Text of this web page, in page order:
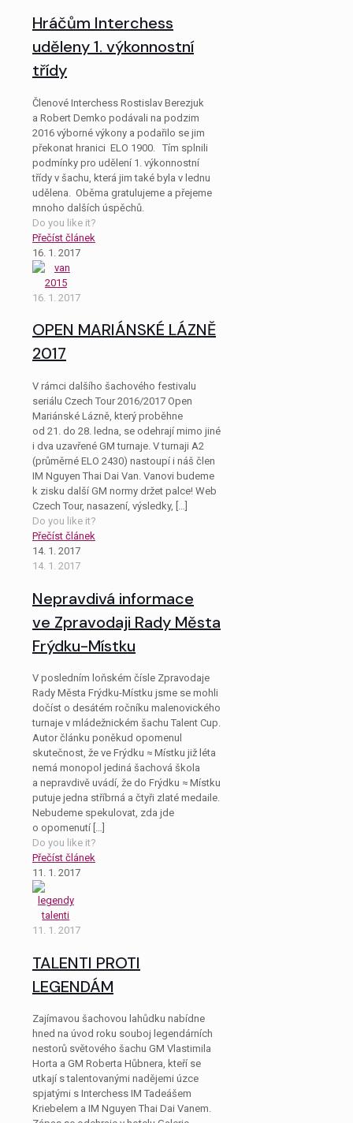
Hráčům Interchess
uděleny 1. výkonnostní
třídy
Členové Interchess Rostislav Berezjuk
a Robert Demko podávali na podzim
2016 výborné výkony a podařilo se jim
překonat hranici ELO 1900. Tím splnili
podmínky pro udělení 1. výkonnostní
třídy v šachu, která jim také byla v lednu
udělena. Oběma gratulujeme a přejeme
mnoho dalších úspěchů.
Do you like it?
Přečíst článek
16. 1. 2017
16. 1. 2017
OPEN MARIÁNSKÉ LÁZNĚ
2017
V rámci dalšího šachového festivalu
seriálu Czech Tour 2016/2017 Open
Mariánské Lázně, který proběhne
od 21. do 28. ledna, se odehrají mimo jiné
i dva uzavřené GM turnaje. V turnaji A2
(průměrné ELO 2430) nastoupí i náš člen
IM Nguyen Thai Dai Van. Vanovi budeme
k zisku další GM normy držet palce! Web
Czech Tour, nasazení, výsledky,
Do you like it?
Přečíst článek
14. 1. 2017
14. 1. 2017
Nepravdivá informace
ve Zpravodaji Rady Města
Frýdku-Místku
V posledním loňském čísle Zpravodaje
Rady Města Frýdku-Místku jsme se mohli
dočíst o desátém ročníku malenovického
turnaje v mládežnickém šachu Talent Cup.
Autor článku poněkud opomenul
skutečnost, že ve Frýdku ≈ Místku již léta
nemá monopol jediná šachová škola
a nepravdivě uvádí, že do Frýdku ≈ Místku
putuje jedna stříbrná a čtyři zlaté medaile.
Nebudeme spekulovat, zda jde
o opomenutí […]
Do you like it?
Přečíst článek
11. 1. 2017
11. 1. 2017
TALENTI PROTI
LEGENDÁM
Zajímavou šachovou lahůdku nabídne
hned na úvod roku souboj legendárních
nestorů světového šachu GM Vlastimila
Horta a GM Roberta Hůbnera, kteří se
utkají s talentovanými nadějemi úzce
spjatými s Interchess IM Tadeášem
Kriebelem a IM Nguyen Thai Dai Vanem.